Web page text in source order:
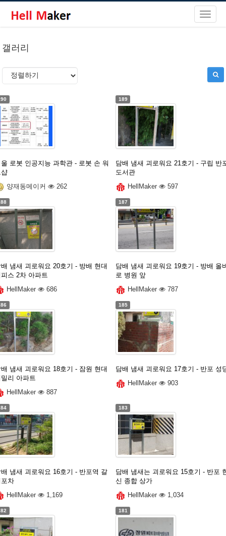
갤러리
울 로봇 인공지능 과학관 - 로봇 손 워
양재동메이커
262
189
담배 냄새 괴로워요 21호기 - 구립 반
도서관
HellMaker
597
배 냄새 괴로워요 20호기 - 방배 현대
피스 2차 아파트
HellMaker
686
187
담배 냄새 괴로워요 19호기 - 방배 올
로 병원 앞
HellMaker
787
배 냄새 괴로워요 18호기 - 잠원 현대
리 아파트
HellMaker
887
185
담배 냄새 괴로워요 17호기 - 반포 성
HellMaker
903
배 냄새 괴로워요 16호기 - 반포역 갈
포차
HellMaker
1,169
183
담배 냄새는 괴로워요 15호기 - 반포
신 종합 상가
HellMaker
1,034
181